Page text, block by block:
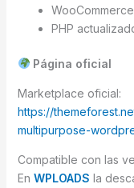
PHP
Página oficial
Marketplace oficial:
https://
multipurpose-
Compatible con las
En WPLOADS la